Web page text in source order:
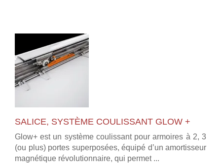
SALICE, SYSTÈME COULISSANT GLOW +
Glow+ est un système coulissant pour armoires à 2, 3
(ou plus) portes superposées, équipé d’un amortisseur
magnétique révolutionnaire, qui permet ...